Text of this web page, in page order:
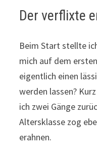
Der verflixte
Beim Start stellte
mich auf dem
eigentlich einen
werden lassen?
ich zwei Gänge
Altersklasse zog
erahnen.